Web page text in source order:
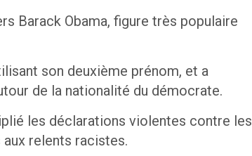
Barack Obama, figure très populaire
son deuxième prénom, et a
de la nationalité du démocrate.
les déclarations violentes contre les
relents racistes.